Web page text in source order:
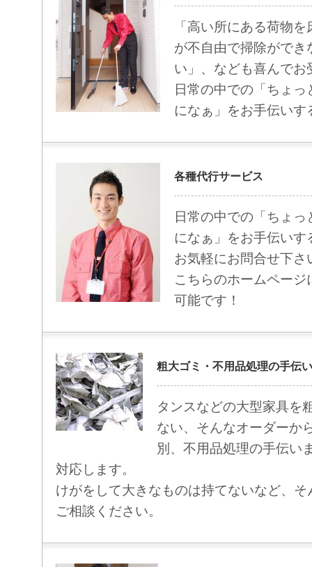
「高い所にある荷物
が不自由で掃除がで
い」、なども喜んでお
日常の中での「ちょ
になぁ」をお手伝い
各種代行サービス
日常の中での「ちょ
になぁ」をお手伝い
お気軽にお問合せ下さ
こちらのホームペー
可能です！
粗大ゴミ・不用品処理の手伝い
タンスなどの大型家具を
ない、そんなオーダーか
別、不用品処理の手伝い
対応します。
けがをして大きなものは持てないなど、
ご相談ください。